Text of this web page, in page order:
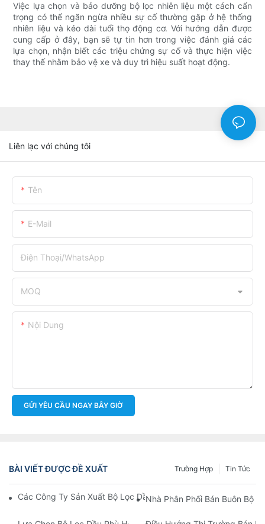
Việc lựa chọn và bảo dưỡng bộ lọc nhiên liệu một cách cẩn
trọng có thể ngăn ngừa nhiều sự cố thường gặp ở hệ thống
nhiên liệu và kéo dài tuổi thọ động cơ. Với hướng dẫn được
cung cấp ở đây, bạn sẽ tự tin hơn trong việc đánh giá các
lựa chọn, nhận biết các triệu chứng sự cố và thực hiện việc
thay thế nhằm bảo vệ xe và duy trì hiệu suất hoạt động.
Liên lạc với chúng tôi
Tên
E-Mail
Điện Thoại/WhatsApp
MOQ
Nội Dung
GỬI YÊU CẦU NGAY BÂY GIỜ
BÀI VIẾT ĐƯỢC ĐỀ XUẤT Tin Tức
Trường Hợp
Các Công Ty Sản Xuất Bộ Lọc Dầu Hàng Đầu: Tổng Quan Toàn
Nhà Phân Phối Bán Buôn Bộ